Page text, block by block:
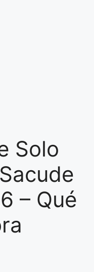
Solo
– Qué